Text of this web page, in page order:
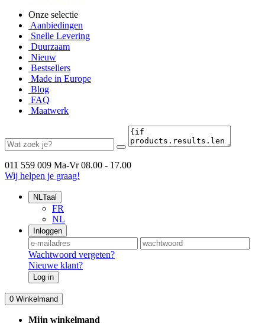
Onze selectie
Aanbiedingen
Snelle Levering
Duurzaam
Nieuw
Bestsellers
Made in Europe
Blog
FAQ
Maatwerk
011 559 009 Ma-Vr 08.00 - 17.00
Wij helpen je graag!
NLTaal
FR
NL
Inloggen
Wachtwoord vergeten?
Nieuwe klant?
Log in
0 Winkelmand
Mijn winkelmand